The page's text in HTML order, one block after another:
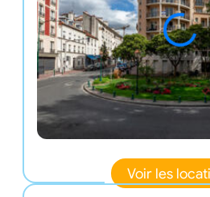
Voir les